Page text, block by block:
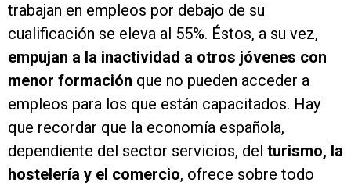
trabajan en empleos por debajo de su
cualificación se eleva al 55%. Éstos, a su vez,
empujan a la inactividad a otros jóvenes con
menor formación que no pueden acceder a
empleos para los que están capacitados. Hay
que recordar que la economía española,
dependiente del sector servicios, del turismo, la
hostelería y el comercio, ofrece sobre todo